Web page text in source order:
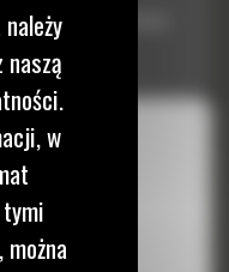
niższy koszt eksploatacji
naszą
w